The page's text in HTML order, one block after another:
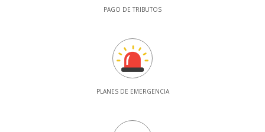
PAGO DE TRIBUTOS
PLANES DE EMERGENCIA